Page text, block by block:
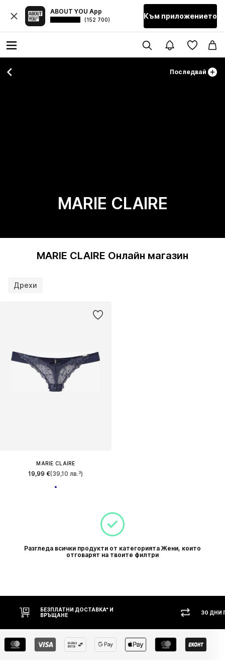
ABOUT YOU App
(152 700) Към приложението
Последвай
MARIE CLAIRE
MARIE CLAIRE Онлайн магазин
Дрехи
MARIE CLAIRE
19,99 €(39,10 лв.³)
Разгледа всички продукти от категорията Жени, които
отговарят на твоите филтри
БЕЗПЛАТНИ ДОСТАВКА* И
ВРЪЩАНЕ
30 ДНИ